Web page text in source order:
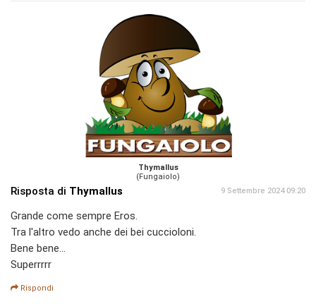
Thymallus
(Fungaiolo)
Risposta di Thymallus 9 Settembre 2024 09:20
Grande come sempre Eros.
Tra l'altro vedo anche dei bei cuccioloni.
Bene bene...
Superrrrr
Rispondi